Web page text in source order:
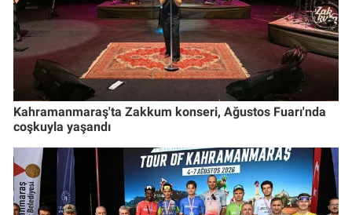
Kahramanmaraş'ta Zakkum konseri, Ağustos Fuarı'nda
coşkuyla yaşandı